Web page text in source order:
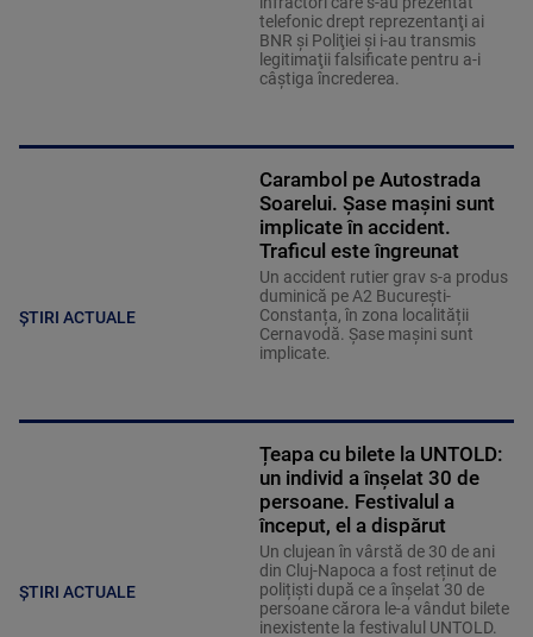
telefonic drept reprezentanţi ai
BNR şi Poliţiei şi i-au transmis
legitimaţii falsificate pentru a-i
câştiga încrederea.
ȘTIRI ACTUALE
Carambol pe Autostrada
Soarelui. Șase mașini sunt
implicate în accident.
Traficul este îngreunat
Un accident rutier grav s-a produs
duminică pe A2 București-
Constanța, în zona localității
Cernavodă. Șase mașini sunt
implicate.
ȘTIRI ACTUALE
Țeapa cu bilete la UNTOLD:
un individ a înșelat 30 de
persoane. Festivalul a
început, el a dispărut
Un clujean în vârstă de 30 de ani
din Cluj-Napoca a fost reținut de
polițiști după ce a înșelat 30 de
persoane cărora le-a vândut bilete
inexistente la festivalul UNTOLD.